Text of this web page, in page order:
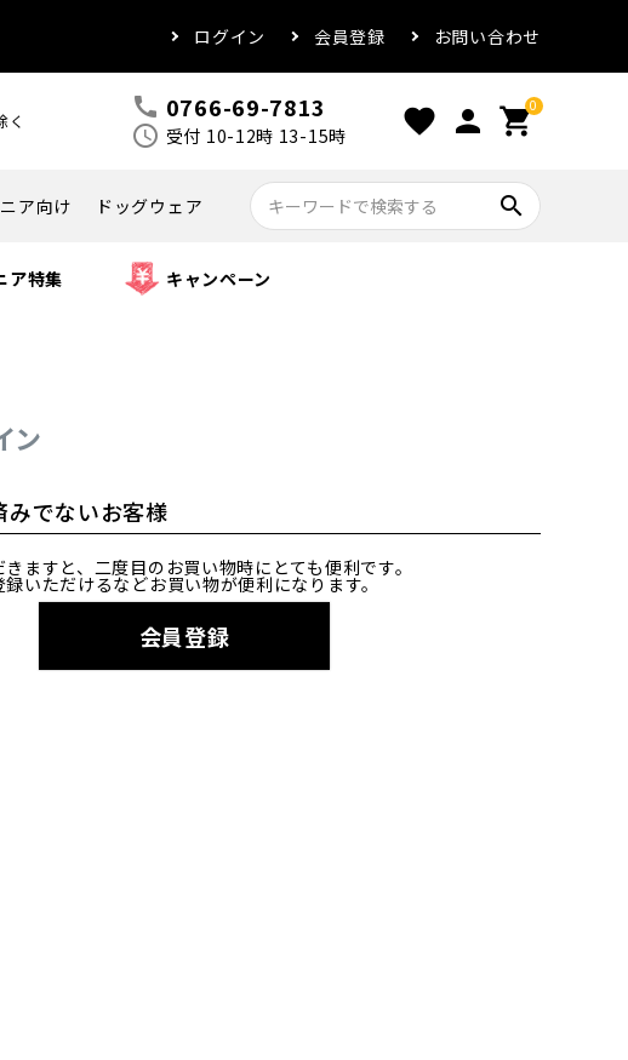
ログイン 会員登録 お問い合わせ
く call 0766-69-7813
schedule 受付 10-12時 13-15時 favorite person 0
shopping_cart
ア向け ドッグウェア search
ア特集 キャンペーン
ン
みでないお客様
ますと、二度目のお買い物時にとても便利です。
いただけるなどお買い物が便利になります。
会員登録